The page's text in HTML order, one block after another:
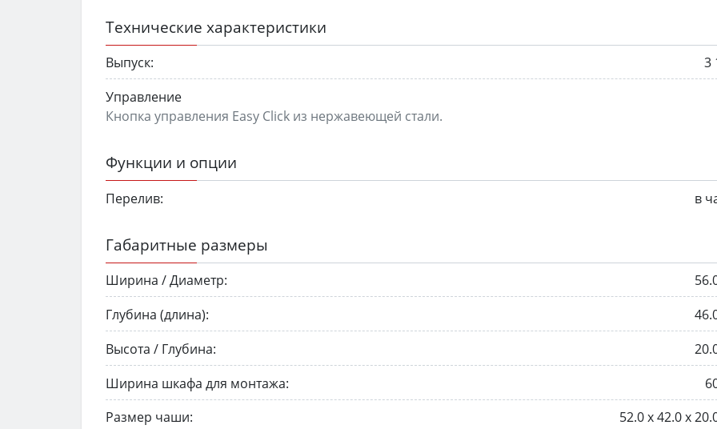
Технические характеристики
Выпуск:
3
Управление
Кнопка управления Easy Click из нержавеющей стали.
Функции и опции
Перелив: в
Габаритные размеры
Ширина / Диаметр:
Глубина (длина):
Высота / Глубина:
Ширина шкафа для монтажа:
Размер чаши:
52.0 х 42.0 х